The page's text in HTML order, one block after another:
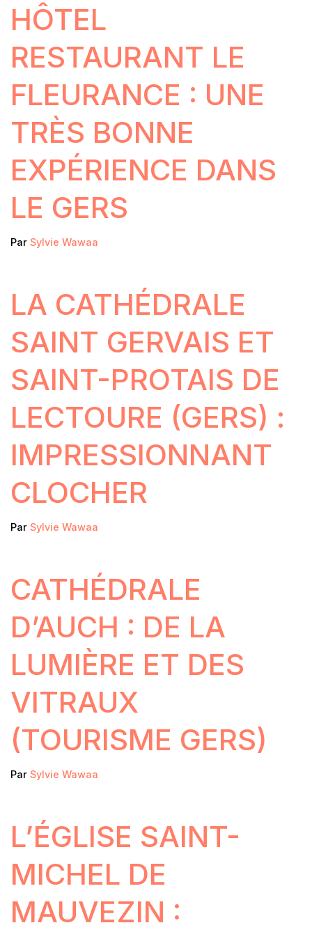
HÔTEL
RESTAURANT LE
FLEURANCE : UNE
TRÈS BONNE
EXPÉRIENCE DANS
LE GERS
Par Sylvie Wawaa
LA CATHÉDRALE
SAINT GERVAIS ET
SAINT-PROTAIS DE
LECTOURE (GERS) :
IMPRESSIONNANT
CLOCHER
Par Sylvie Wawaa
CATHÉDRALE
D’AUCH : DE LA
LUMIÈRE ET DES
VITRAUX
(TOURISME GERS)
Par Sylvie Wawaa
L’ÉGLISE SAINT-
MICHEL DE
MAUVEZIN :